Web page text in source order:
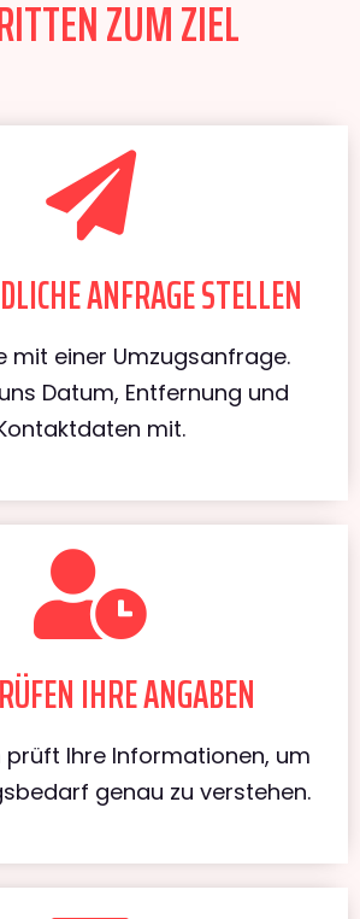
ZUM ZIEL
ANFRAGE STELLEN
mit einer Umzugsanfrage.
Datum, Entfernung und
mit.
IHRE ANGABEN
prüft Ihre Informationen, um
genau zu verstehen.